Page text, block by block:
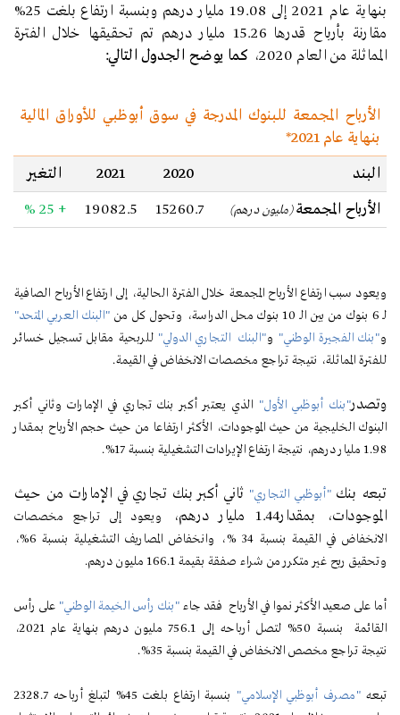
بنهاية عام 2021 إلى 19.08 مليار درهم وبنسبة ارتفاع بلغت 25%
مقارنة بأرباح قدرها 15.26 مليار درهم تم تحقيقها خلال الفترة
المماثلة من العام 2020،
كما يوضح الجدول التالي:
الأرباح المجمعة للبنوك المدرجة في سوق أبوظبي للأوراق المالية
بنهاية عام 2021*
البند
2020
2021
التغير
الأرباح المجمعة(مليون درهم) 15260.7
19082.5
+ 25 %
ويعود سبب ارتفاع الأرباح المجمعة خلال الفترة الحالية، إلى ارتفاع الأرباح الصافية
لـ 6 بنوك من بين الـ 10 بنوك محل الدراسة، وتحول كل من
"البنك العربي المتحد"
و"بنك الفجيرة الوطني" و"البنك التجاري الدولي" للربحية مقابل تسجيل خسائر
للفترة المماثلة، نتيجة تراجع مخصصات الانخفاض في القيمة.
وتصدر"بنك أبوظبي الأول" الذي يعتبر أكبر بنك تجاري في الإمارات وثاني أكبر
البنوك الخليجية من حيث الموجودات، الأكثر ارتفاعا من حيث حجم الأرباح بمقدار
1.98 مليار درهم، نتيجة ارتفاع الإيرادات التشغيلية بنسبة 17%.
تبعه بنك"أبوظبي التجاري" ثاني أكبر بنك تجاري في الإمارات من حيث
الموجودات، بمقدار1.44 مليار درهم،
ويعود إلى تراجع مخصصات
الانخفاض في القيمة بنسبة 34 %
، وانخفاض المصاريف التشغيلية بنسبة 6%،
وتحقيق ربح غير متكرر من شراء صفقة بقيمة 166.1 مليون درهم.
أما على صعيد الأكثر نموا في الأرباح فقد جاء "بنك رأس الخيمة الوطني" على رأس
القائمة بنسبة 50% لتصل أرباحه إلى 756.1 مليون درهم بنهاية عام 2021،
نتيجة تراجع مخصص الانخفاض في القيمة بنسبة 35%.
تبعه"مصرف أبوظبي الإسلامي"
بنسبة ارتفاع بلغت 45% لتبلغ أرباحه 2328.7